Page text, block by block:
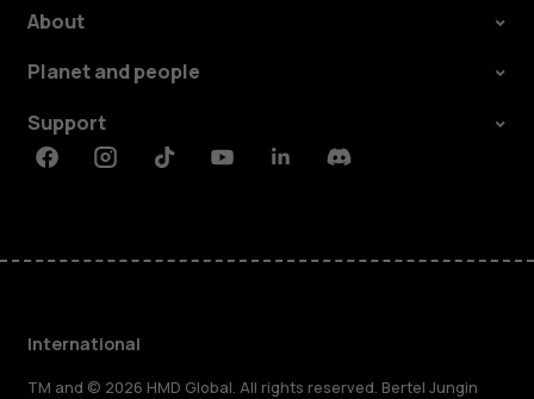
About
Planet and people
Support
FacebookInstagramTiktokYoutubeLinkedinDiscord
International
TM and © 2026 HMD Global. All rights reserved. Bertel Jungin